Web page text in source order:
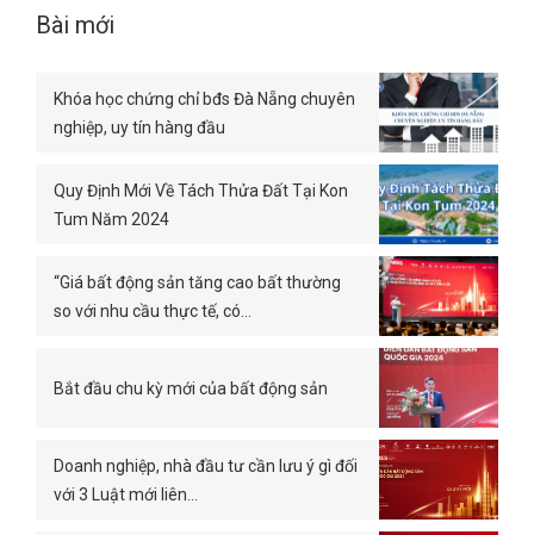
Bài mới
Khóa học chứng chỉ bđs Đà Nẵng chuyên
nghiệp, uy tín hàng đầu
Quy Định Mới Về Tách Thửa Đất Tại Kon
Tum Năm 2024
“Giá bất động sản tăng cao bất thường
so với nhu cầu thực tế, có…
Bắt đầu chu kỳ mới của bất động sản
Doanh nghiệp, nhà đầu tư cần lưu ý gì đối
với 3 Luật mới liên…